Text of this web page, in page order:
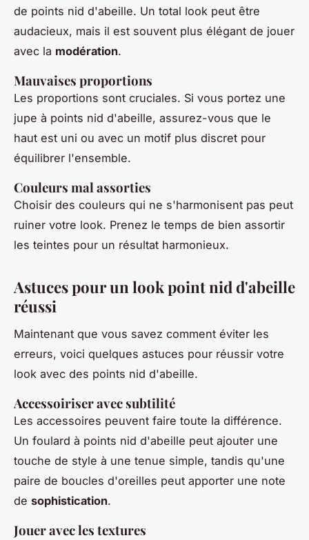
de points nid d'abeille. Un total look peut être
audacieux, mais il est souvent plus élégant de jouer
avec la modération.
Mauvaises proportions
Les proportions sont cruciales. Si vous portez une
jupe à points nid d'abeille, assurez-vous que le
haut est uni ou avec un motif plus discret pour
équilibrer l'ensemble.
Couleurs mal assorties
Choisir des couleurs qui ne s'harmonisent pas peut
ruiner votre look. Prenez le temps de bien assortir
les teintes pour un résultat harmonieux.
Astuces pour un look point nid d'abeille
réussi
Maintenant que vous savez comment éviter les
erreurs, voici quelques astuces pour réussir votre
look avec des points nid d'abeille.
Accessoiriser avec subtilité
Les accessoires peuvent faire toute la différence.
Un foulard à points nid d'abeille peut ajouter une
touche de style à une tenue simple, tandis qu'une
paire de boucles d'oreilles peut apporter une note
de sophistication.
Jouer avec les textures